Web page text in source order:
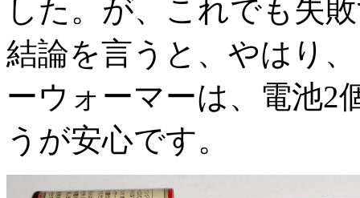
した。が、これでも失
結論を言うと、やはり
ーウォーマーは、電池2
うが安心です。